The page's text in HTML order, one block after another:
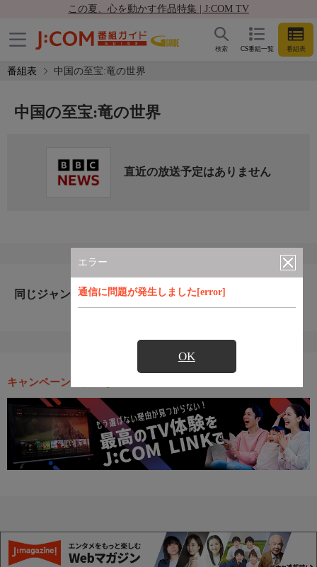
この夏、心を動かす作品特集 | J:COM TV
CS番組一覧 番組表
検索
番組表 中国の至宝:竜の世界
エラー
通信に問題が発生しました[error]
OK
中国の至宝:竜の世界
直近の放送予定はありません
同じジャンルのおすすめ番組
キャンペーン・お得な情報